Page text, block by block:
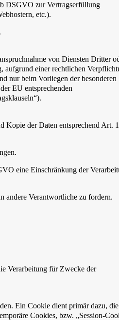
DSGVO zur Vertragserfüllung
etc.).
von Diensten Dritter
aufgrund einer rechtlichen
nur beim Vorliegen der besonderen
EU entsprechenden
Kopie der Daten entsprechend Art.
eine Einschränkung der
andere Verantwortliche zu fordern.
Verarbeitung für Zwecke der
Ein Cookie dient primär dazu, die
Cookies, bzw. „Session-